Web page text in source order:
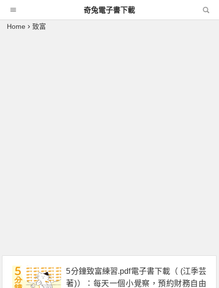
奇兔電子書下載
Home 致富
5分鐘致富練習.pdf電子書下載（ (江季芸
著)）：每天一個小覺察，預約財務自由